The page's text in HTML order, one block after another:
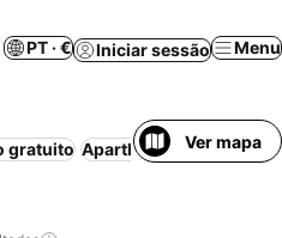
PT · € Iniciar sessão Menu
gratuito Aparthotel Piscina
Ver mapa